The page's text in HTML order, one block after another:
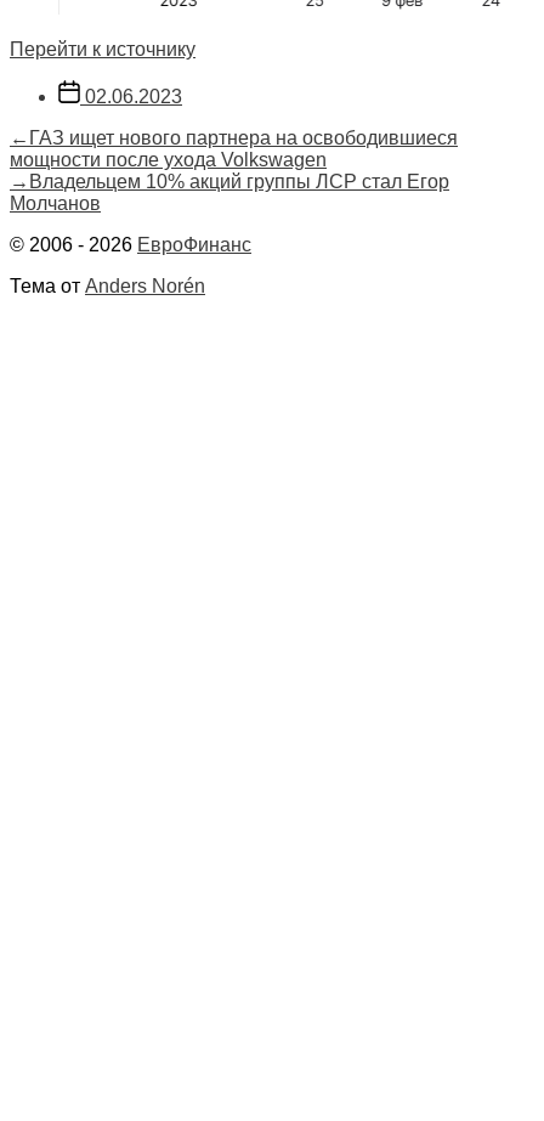
Перейти к источнику
Дата
записи
02.06.2023
Навигация
по
записям
← Предыдущая
запись:
ГАЗ ищет нового партнера на освободившиеся
мощности после ухода Volkswagen
→ Следующая
запись:
Владельцем 10% акций группы ЛСР стал Егор
Молчанов
© 2006 - 2026 ЕвроФинанс
Тема от Anders Norén